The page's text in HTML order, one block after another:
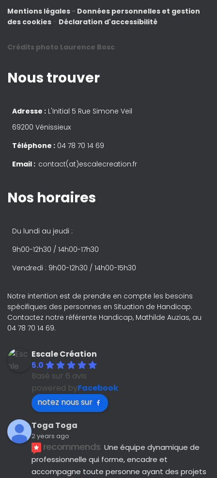
Mentions légales - Données personnelles et gestion
des cookies - Déclaration d'accessibilité
Crédits photo Laurence Bosc
Nous trouver
Adresse : L'Initial 5 Rue Simone Veil
69200 Vénissieux
Téléphone : 04 78 70 14 69
Email : contact(at)escalecreation.fr
Nos horaires
Du lundi au jeudi :
9h00-12h30 / 14h00-17h30
Vendredi : 9h00-12h30 / 14h00-15h30
Notre intention est de prendre en compte les besoins
spécifiques des personnes en Situation de Handicap.
Contactez notre référente Handicap, Mathilde Auzias, au
04 78 70 14 69.
Escale Création
5.0
Basé sur 6 avis
powered byFacebook
notez nous sur
Toga Toga
2 years ago
recommends Une équipe dynamique de
professionnelle qui forme, encadre et
accompagne toute personne ayant des projets